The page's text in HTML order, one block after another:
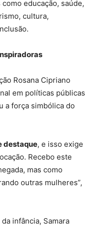
educação, saúde,
cultura,
Rosana Cipriano
em políticas públicas
a força simbólica do
destaque, e isso exige
Recebo este
mas como
outras mulheres”,
infância, Samara